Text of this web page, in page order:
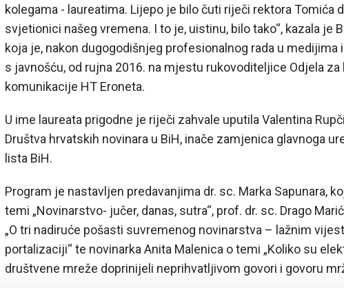
kolegama - laureatima. Lijepo je bilo čuti riječi rektora Tomića
svjetionici našeg vremena. I to je, uistinu, bilo tako“, kazala je
koja je, nakon dugogodišnjeg profesionalnog rada u medijima
s javnošću, od rujna 2016. na mjestu rukovoditeljice Odjela za
komunikacije HT Eroneta.
U ime laureata prigodne je riječi zahvale uputila Valentina
Društva hrvatskih novinara u BiH, inače zamjenica glavnoga
lista BiH.
Program je nastavljen predavanjima dr. sc. Marka Sapunara,
temi „Novinarstvo- jučer, danas, sutra“, prof. dr. sc. Drago
„O tri nadiruće pošasti suvremenog novinarstva – lažnim
portalizaciji“ te novinarka Anita Malenica o temi „Koliko su
društvene mreže doprinijeli neprihvatljivom govori i govoru